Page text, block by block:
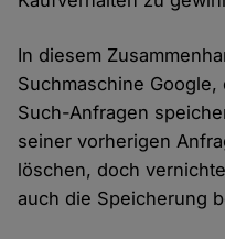
In diesem
Suchmaschine
Such-Anfragen
seiner vorherigen
löschen, doch
auch die Speicherung